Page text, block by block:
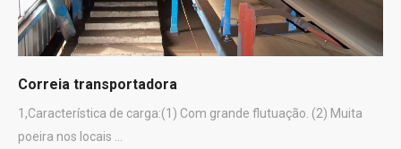
Correia transportadora
1,Característica de carga:(1) Com grande flutuação. (2) Muita
poeira nos locais ...